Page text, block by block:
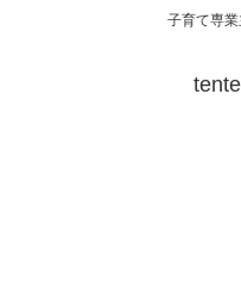
子育て専